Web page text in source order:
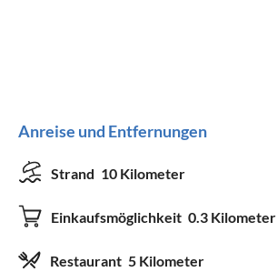
Anreise und Entfernungen
Strand 10 Kilometer
Einkaufsmöglichkeit 0.3 Kilometer
Restaurant 5 Kilometer